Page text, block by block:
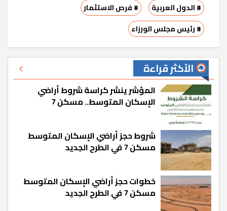
# الدول العربية
# فرص الاستثمار
# رئيس مجلس الورزاء
الأكثر قراءة
المؤشر ينشر كراسة شروط أراضي
الإسكان المتوسط.. مسكن 7
شروط حجز أراضي الإسكان المتوسط
مسكن 7 في الطرح الجديد
خطوات حجز أراضي الإسكان المتوسط
مسكن 7 في الطرح الجديد